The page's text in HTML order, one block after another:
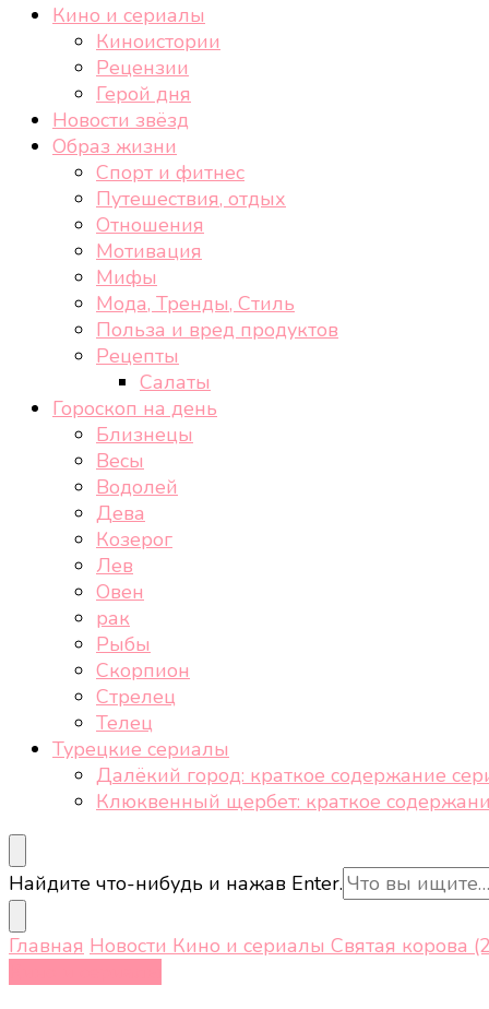
cheek-look.ru
Женский сайт о звездах и кино, а также трендах,
Кино и сериалы
Киноистории
Рецензии
Герой дня
Новости звёзд
Образ жизни
Спорт и фитнес
Путешествия, отдых
Отношения
Мотивация
Мифы
Мода, Тренды, Стиль
Польза и вред продуктов
Рецепты
Салаты
Гороскоп на день
Близнецы
Весы
Водолей
Дева
Козерог
Лев
Овен
рак
Рыбы
Скорпион
Стрелец
Телец
Турецкие сериалы
Далёкий город: краткое содержание
Клюквенный щербет: краткое
Ищите
что-
то?
Найдите что-нибудь и нажав Enter.
Главная Новости Кино и сериалы Святая корова